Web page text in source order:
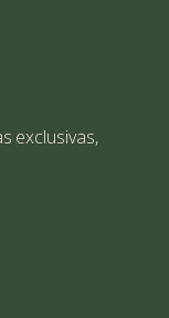
exclusivas,